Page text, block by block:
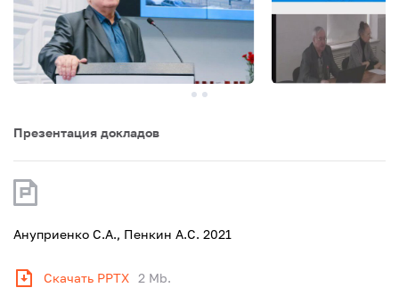
Презентация докладов
Ануприенко С.А., Пенкин А.С. 2021
Скачать PPTX 2 Mb.